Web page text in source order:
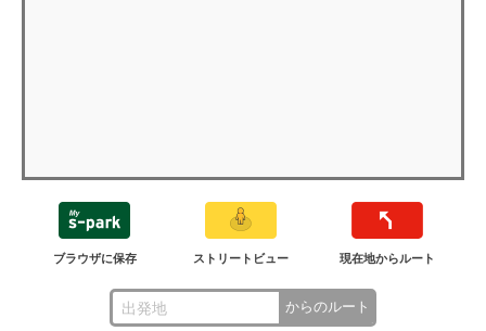
ブラウザに保存 ストリートビュー 現在地からルート
からのルート